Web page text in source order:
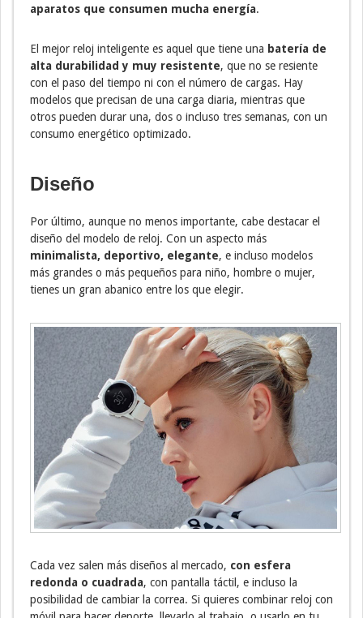
aparatos que consumen mucha energía.
El mejor reloj inteligente es aquel que tiene una batería de
alta durabilidad y muy resistente, que no se resiente
con el paso del tiempo ni con el número de cargas. Hay
modelos que precisan de una carga diaria, mientras que
otros pueden durar una, dos o incluso tres semanas, con un
consumo energético optimizado.
Diseño
Por último, aunque no menos importante, cabe destacar el
diseño del modelo de reloj. Con un aspecto más
minimalista, deportivo, elegante, e incluso modelos
más grandes o más pequeños para niño, hombre o mujer,
tienes un gran abanico entre los que elegir.
Cada vez salen más diseños al mercado, con esfera
redonda o cuadrada, con pantalla táctil, e incluso la
posibilidad de cambiar la correa. Si quieres combinar reloj con